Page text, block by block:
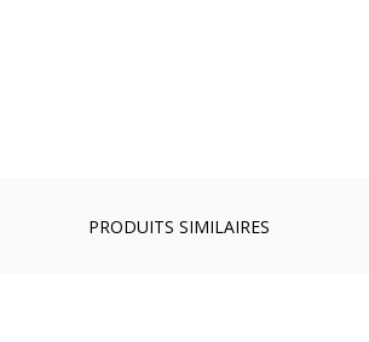
PRODUITS SIMILAIRES